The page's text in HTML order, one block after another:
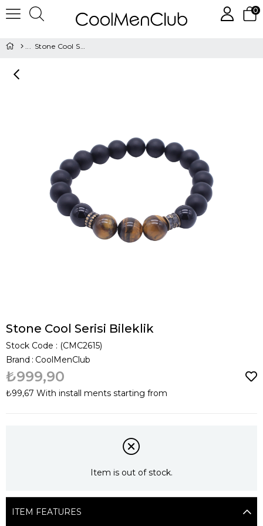
0
Stone Cool Serisi Bileklik
Stone Cool Serisi Bileklik
Stock Code
(CMC2615)
Brand : CoolMenClub
₺999,90
₺99,67 With install ments starting from
Item is out of stock.
ITEM FEATURES